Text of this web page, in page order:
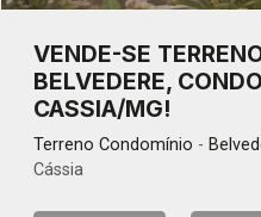
VENDE-SE
BELVEDERE,
CASSIA/MG!
Terreno Condomínio -
Cássia